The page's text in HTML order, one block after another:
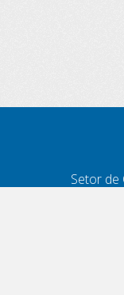
Setor de